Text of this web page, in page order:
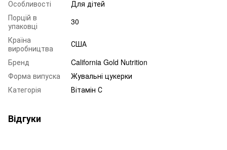
Особливості
Для дітей
Порцій в
упаковці
30
Країна
виробництва
США
Бренд
California Gold Nutrition
Форма випуска
Жувальні цукерки
Категорія
Вітамін С
Відгуки